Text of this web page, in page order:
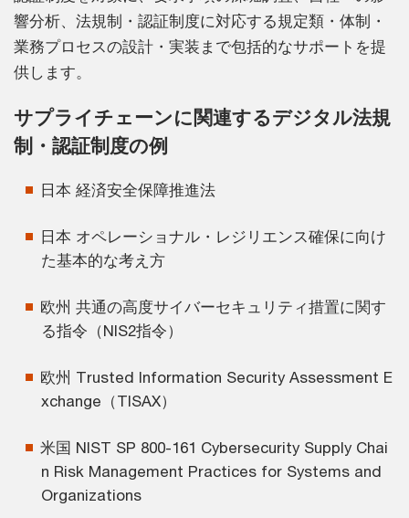
響分析、法規制・認証制度に対応する規定類・体制・
業務プロセスの設計・実装まで包括的なサポートを提
供します。
サプライチェーンに関連するデジタル法規
制・認証制度の例
日本 経済安全保障推進法
日本 オペレーショナル・レジリエンス確保に向け
た基本的な考え方
欧州 共通の高度サイバーセキュリティ措置に関す
る指令（NIS2指令）
欧州 Trusted Information Security Assessment E
xchange（TISAX）
米国 NIST SP 800-161 Cybersecurity Supply Chai
n Risk Management Practices for Systems and
Organizations